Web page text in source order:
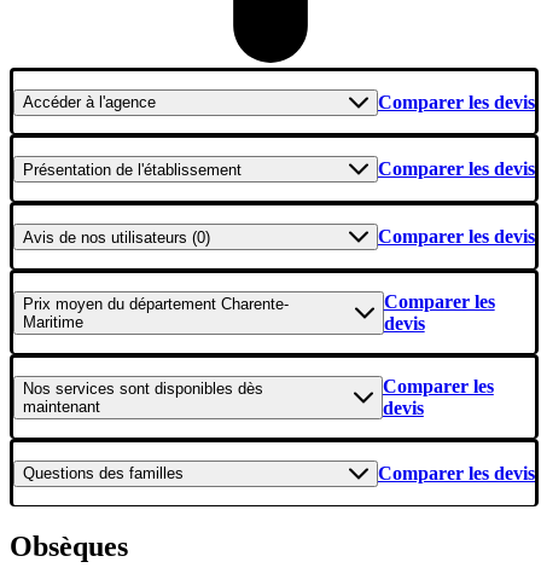
Accéderà l'agence Comparer les devis
Présentation de l'établissement Comparer les devis
Avis de nos utilisateurs (0) Comparer les devis
Prix moyen du département Charente-
Maritime
Comparer les
devis
Nos services sont disponibles dès
maintenant
Comparer les
devis
Questions des familles Comparer les devis
Obsèques